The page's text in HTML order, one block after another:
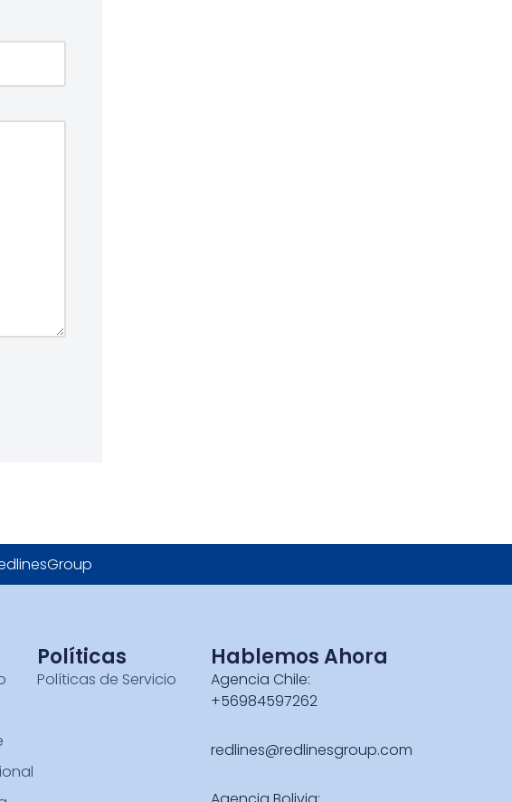
Políticas
Políticas de Servicio
Hablemos Ahora
Agencia Chile:
+56984597262
redlines@redlinesgroup.com